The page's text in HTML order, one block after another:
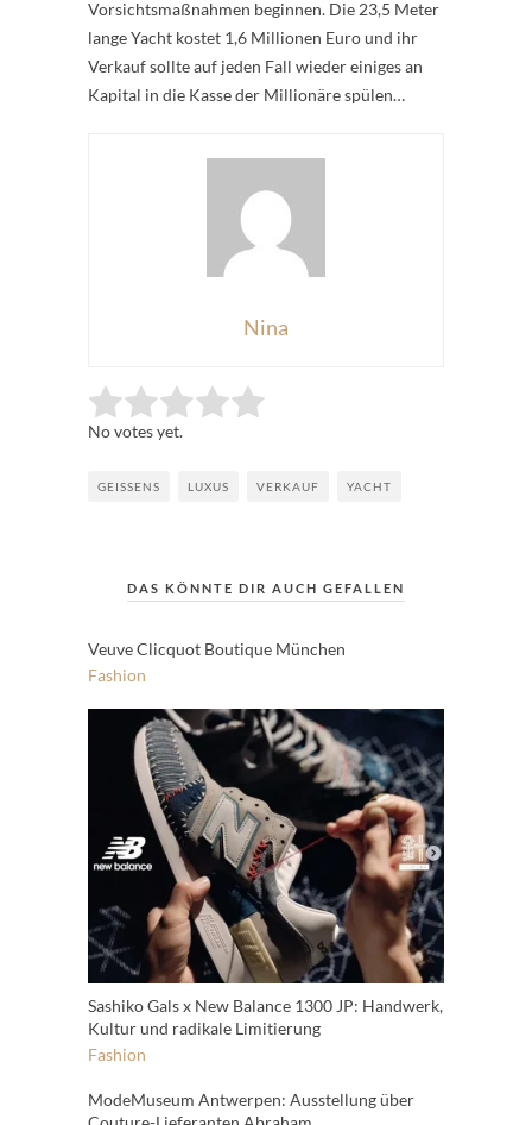
Vorsichtsmaßnahmen beginnen. Die 23,5 Meter
lange Yacht kostet 1,6 Millionen Euro und ihr
Verkauf sollte auf jeden Fall wieder einiges an
Kapital in die Kasse der Millionäre spülen…
Nina
Rate this item: Submit Rating
No votes yet.
GEISSENS LUXUS VERKAUF YACHT
DAS KÖNNTE DIR AUCH GEFALLEN
Veuve Clicquot Boutique München
Fashion
Sashiko Gals x New Balance 1300 JP: Handwerk,
Kultur und radikale Limitierung
Fashion
ModeMuseum Antwerpen: Ausstellung über